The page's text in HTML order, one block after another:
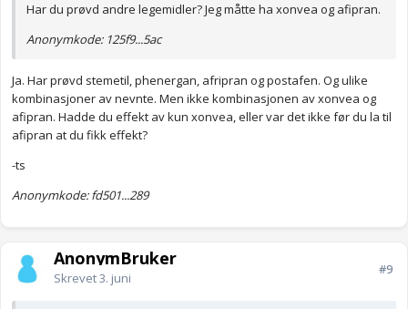
all livsgnist (og en stund så var det jo faktisk det jeg følte).
Har du prøvd andre legemidler? Jeg måtte ha xonvea og afipran.
Anonymkode: 125f9...5ac
Ja. Har prøvd stemetil, phenergan, afripran og postafen. Og ulike
kombinasjoner av nevnte. Men ikke kombinasjonen av xonvea og
afipran. Hadde du effekt av kun xonvea, eller var det ikke før du la til
afipran at du fikk effekt?
-ts
Anonymkode: fd501...289
AnonymBruker
Skrevet3. juni
#9